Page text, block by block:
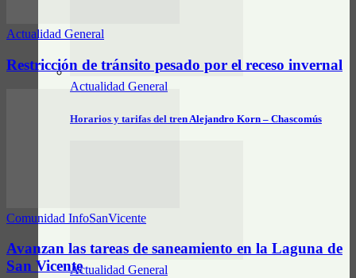
Actualidad General
Horarios y tarifas del tren Alejandro Korn – Chascomús
Actualidad General
Actualidad General
Restricción de tránsito pesado por el receso invernal
Comunidad InfoSanVicente
Avanzan las tareas de saneamiento en la Laguna de
San Vicente